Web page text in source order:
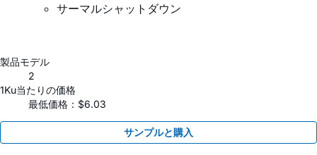
サーマルシャットダウン
製品モデル
2
1Ku当たりの価格
最低価格：$6.03
サンプルと購入